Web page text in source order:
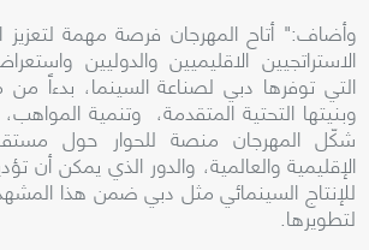
وأضاف:" أتاح المهرجان فرصة مهمة لتعزيز
الاستراتجيين الاقليميين والدوليين
التي توفرها دبي لصناعة السينما، بدءاً من
وبنيتها التحتية المتقدمة، وتنمية
شكّل المهرجان منصة للحوار حول
الإقليمية والعالمية، والدور الذي يمكن أن
للإنتاج السينمائي مثل دبي ضمن هذا
لتطويرها.